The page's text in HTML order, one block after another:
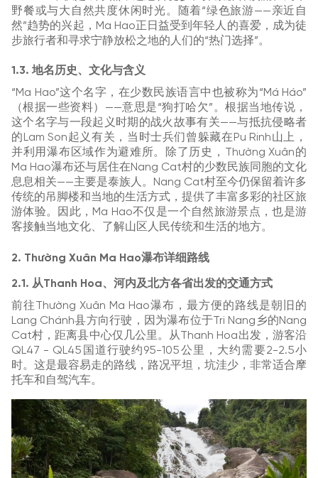
野餐或与大自然共度休闲时光。随着“绿色旅游——亲近自
然”趋势的兴起，Ma Hao正日益受到年轻人的喜爱，成为徒
步旅行者和寻求宁静放松之地的人们的“热门选择”。
1.3. 地名历史、文化与含义
“Ma Hao”这个名字，在少数民族语言中也被称为“Má Háo”
（根据一些资料）——意思是“狗打哈欠”。根据当地传说，
这个名字与一段起义时期的战火故事有关——与抵抗侵略者
的Lam Son起义有关，当时士兵们曾躲藏在Pu Rinh山上，
并利用瀑布区域作为避难所。除了历史，Thường Xuân的
Ma Hao瀑布还与居住在Nang Cat村的少数民族同胞的文化
息息相关——主要是泰族人。Nang Cat村至今仍保留着许多
传统的吊脚楼和当地的生活方式，提供了丰富多彩的社区旅
游体验。因此，Ma Hao不仅是一个自然旅游景点，也是游
客接触当地文化、了解山区人民传统和生活的地方。
2. Thường Xuân Ma Hao瀑布详细路线
2.1. 从Thanh Hoa、河内及北方各省出发的交通方式
前往Thường Xuân Ma Hao瀑布，最方便的路线是朝旧的
Lang Chánh县方向行驶，因为瀑布位于Tri Nang乡的Nang
Cat村，距离县中心仅几公里。从Thanh Hoa出发，游客沿
QL47 - QL45国道行驶约95-105公里，大约需要2-2.5小
时。这是最容易走的路线，路况平坦，坑洼少，非常适合摩
托车和自驾汽车。